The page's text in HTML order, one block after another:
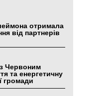
отримала
від партнерів
Червоним
та енергетичну
громади